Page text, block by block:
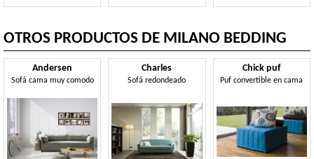
OTROS PRODUCTOS DE MILANO BEDDING
Andersen
Sofá cama muy comodo
Charles
Sofá redondeado
Chick puf
Puf convertible en cama